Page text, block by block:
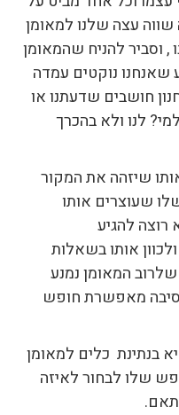
עצה שלנו למאומן
, וסביר להניח שהמאומן
נוקטים עמדה
חושבים שדעתנו או
לנו ולא בהכרך
שיזהה את המקור
שעוצרים אותו
להגיע
אותו בשאלות
המאומן נמנע
מאפשרת חופש
בנתינת כלים למאומן
שלו לבחור לאיזה